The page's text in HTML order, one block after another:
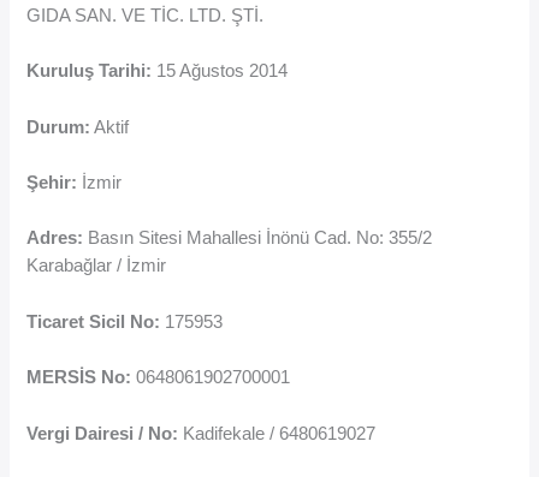
GIDA SAN. VE TİC. LTD. ŞTİ.
Kuruluş Tarihi: 15 Ağustos 2014
Durum: Aktif
Şehir: İzmir
Adres: Basın Sitesi Mahallesi İnönü Cad. No: 355/2
Karabağlar / İzmir
Ticaret Sicil No: 175953
MERSİS No: 0648061902700001
Vergi Dairesi / No: Kadifekale / 6480619027